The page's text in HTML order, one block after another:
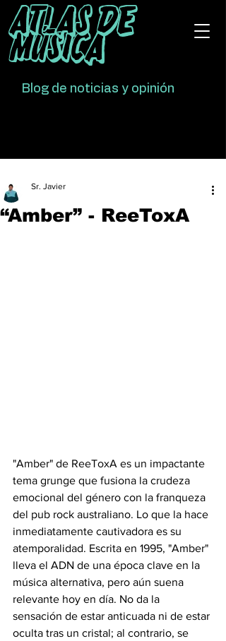
Atlas De
Música
Blog de noticias y opinión
“Amber” - ReeToxA
Sr. Javier
"Amber" de ReeToxA es un impactante
tema grunge que fusiona la crudeza
emocional del género con la franqueza
del pub rock australiano. Lo que la hace
inmediatamente cautivadora es su
atemporalidad. Escrita en 1995, "Amber"
lleva el ADN de una época clave en la
música alternativa, pero aún suena
relevante hoy en día. No da la
sensación de estar anticuada ni de estar
oculta tras un cristal; al contrario, se